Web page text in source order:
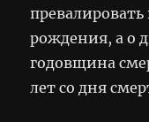
рождения, а о
годовщина
лет со дня